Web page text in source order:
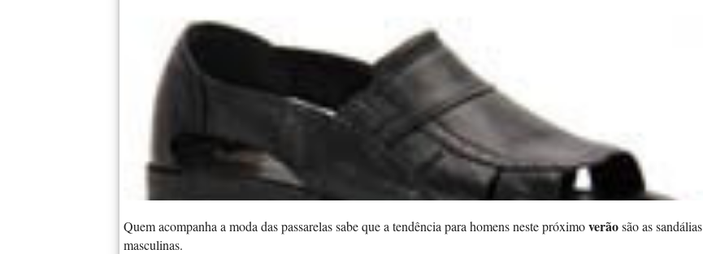
Quem acompanha a moda das passarelas sabe que a tendência para homens neste próximoverãosão as sandálias
masculinas.